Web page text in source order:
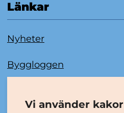
Vi använder kakor
Länkar
Nyheter
Byggloggen